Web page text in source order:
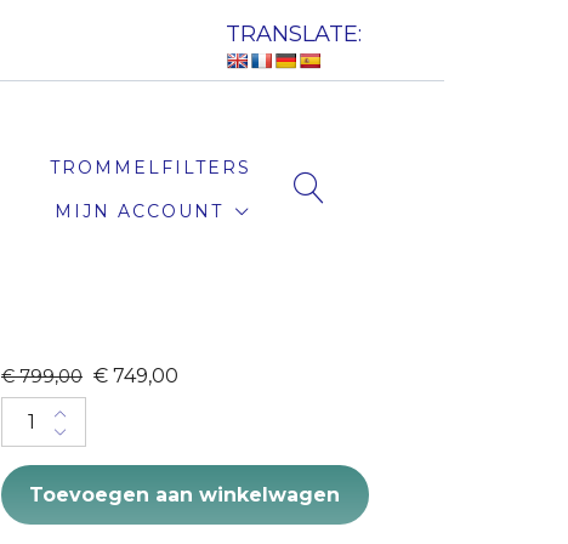
TRANSLATE:
TROMMELFILTERS
MIJN ACCOUNT
€799,00 Original
€ 799,00.
€ 749,00
€ 749,00.
Eazypod quantity
Toevoegen aan winkelwagen